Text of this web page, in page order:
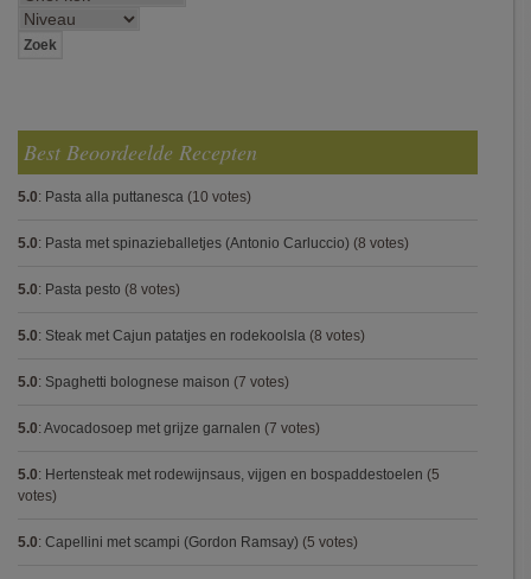
Best Beoordeelde Recepten
5.0: Pasta alla puttanesca (10 votes)
5.0: Pasta met spinazieballetjes (Antonio Carluccio) (8 votes)
5.0: Pasta pesto (8 votes)
5.0: Steak met Cajun patatjes en rodekoolsla (8 votes)
5.0: Spaghetti bolognese maison (7 votes)
5.0: Avocadosoep met grijze garnalen (7 votes)
5.0: Hertensteak met rodewijnsaus, vijgen en bospaddestoelen (5
votes)
5.0: Capellini met scampi (Gordon Ramsay) (5 votes)